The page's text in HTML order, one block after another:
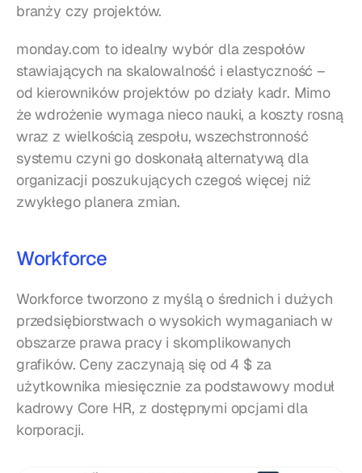
branży czy projektów.
monday.com to idealny wybór dla zespołów
stawiających na skalowalność i elastyczność –
od kierowników projektów po działy kadr. Mimo
że wdrożenie wymaga nieco nauki, a koszty rosną
wraz z wielkością zespołu, wszechstronność
systemu czyni go doskonałą alternatywą dla
organizacji poszukujących czegoś więcej niż
zwykłego planera zmian.
Workforce
Workforce tworzono z myślą o średnich i dużych
przedsiębiorstwach o wysokich wymaganiach w
obszarze prawa pracy i skomplikowanych
grafików. Ceny zaczynają się od 4 $ za
użytkownika miesięcznie za podstawowy moduł
kadrowy Core HR, z dostępnymi opcjami dla
korporacji.